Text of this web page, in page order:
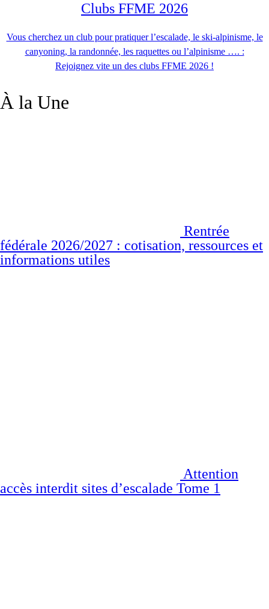
Clubs FFME 2026
Vous cherchez un club pour pratiquer l’escalade, le ski-alpinisme, le
canyoning, la randonnée, les raquettes ou l’alpinisme …. :
Rejoignez vite un des clubs FFME 2026 !
À la Une
Rentrée
fédérale 2026/2027 : cotisation, ressources et
informations utiles
Attention
accès interdit sites d’escalade Tome 1